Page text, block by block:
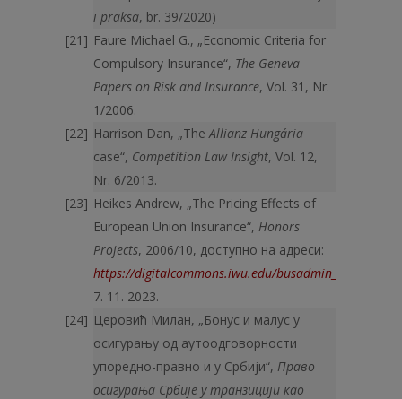
i praksa, br. 39/2020)
Faure Michael G., „Economic Criteria for
Compulsory Insurance“, The Geneva
Papers on Risk and Insurance, Vol. 31, Nr.
1/2006.
Harrison Dan, „TheAllianz Hungária
case“, Competition Law Insight, Vol. 12,
Nr. 6/2013.
Heikes Andrew, „The Pricing Effects of
European Union Insurance“, Honors
Projects, 2006/10, доступно на адреси:
https://digitalcommons.iwu.edu/busadmin_honproj/10
7. 11. 2023.
Церовић Милан, „Бонус и малус у
осигурању од аутоодговорности
упоредно-правно и у Србији“, Право
осигурања Србије у транзицији као